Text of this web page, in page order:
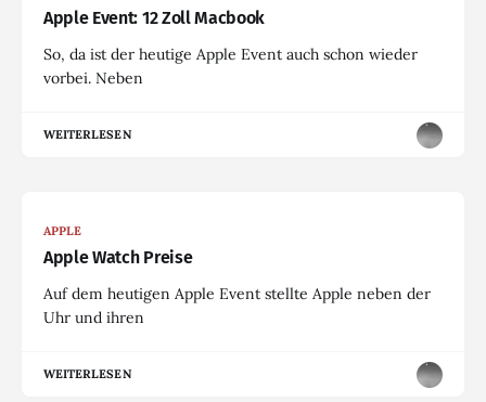
Apple Event: 12 Zoll Macbook
So, da ist der heutige Apple Event auch schon wieder
vorbei. Neben
WEITERLESEN
APPLE
Apple Watch Preise
Auf dem heutigen Apple Event stellte Apple neben der
Uhr und ihren
WEITERLESEN